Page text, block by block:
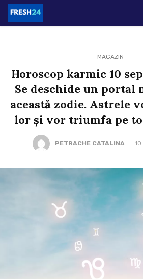
MAGAZIN
Horoscop karmic 10
Se deschide un portal
această zodie. Astrele
lor și vor triumfa pe
PETRACHE CATALINA 10